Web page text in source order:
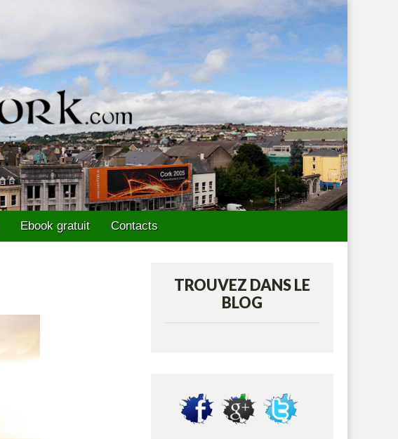
Ebook gratuit Contacts
TROUVEZ DANS LE
BLOG